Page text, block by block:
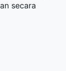
secara